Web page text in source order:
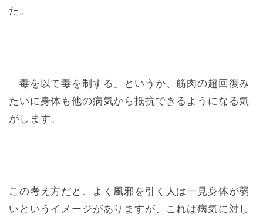
た。
「毒を以て毒を制する」というか、筋肉の超回復み
たいに身体も他の病気から抵抗できるようになる気
がします。
この考え方だと、よく風邪を引く人は一見身体が弱
いというイメージがありますが、これは病気に対し